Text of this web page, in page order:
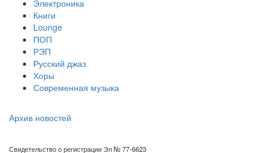
Электроника
Книги
Lounge
ПОП
РЭП
Русский джаз
Хоры
Современная музыка
Архив новостей
Свидетельство о регистрации Эл № 77-6623